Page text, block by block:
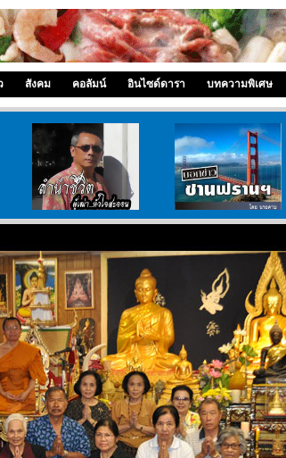
สังคม คอลัมน์ อินไซด์ดารา บทความพิเศษ
ลำนำ..ชีวิต บอกข่าว ซานฟราน